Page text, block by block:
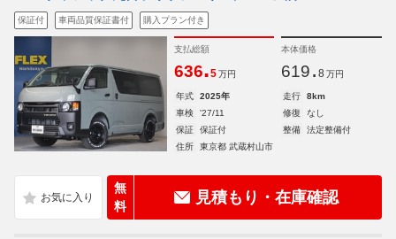
保証付 車両品質保証書付 購入プラン付き
支払総額
636.5 万円
本体価格
619. 8 万円
年式 2025年 走行
8km
車検
'27/11 修復
なし
保証
保証付 整備
法定整備付
住所
東京都 武蔵村山市
無
料
見積もり・在庫確認